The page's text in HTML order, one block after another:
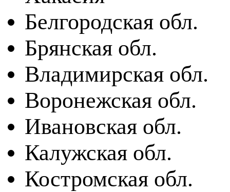
Белгородская обл.
Брянская обл.
Владимирская обл.
Воронежская обл.
Ивановская обл.
Калужская обл.
Костромская обл.